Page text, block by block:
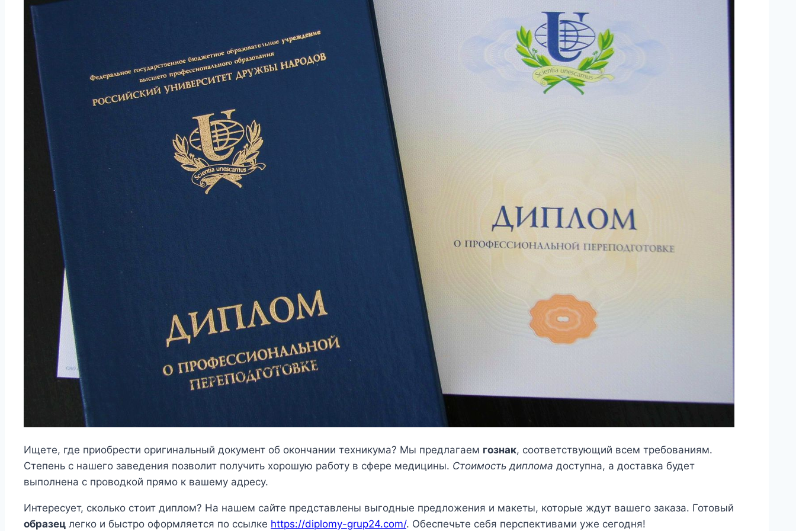
Ищете, где приобрести оригинальный документ об окончании техникума? Мы предлагаем гознак, соответствующий всем требованиям.
Степень с нашего заведения позволит получить хорошую работу в сфере медицины. Стоимость диплома доступна, а доставка будет
выполнена с проводкой прямо к вашему адресу.
Интересует, сколько стоит диплом? На нашем сайте представлены выгодные предложения и макеты, которые ждут вашего заказа. Готовый
образец легко и быстро оформляется по ссылке https://diplomy-grup24.com/. Обеспечьте себя перспективами уже сегодня!